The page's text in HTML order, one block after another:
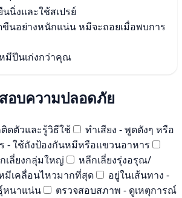
นิ่งและใช้สเปรย์
นอย่างหนักแน่น หมีจะถอยเมื่อพบการ
มีปีนเก่งกว่าคุณ
อบความปลอดภัย
ดตัวและรู้วิธีใช้
ทำเสียง - พูดดังๆ หรือ
- ใช้ถังป้องกันหมีหรือแขวนอาหาร
เลี่ยงกลุ่มใหญ่
หลีกเลี่ยงรุ่งอรุณ/
มีเคลื่อนไหวมากที่สุด
อยู่ในเส้นทาง -
หนาแน่น
ตรวจสอบสภาพ - ดูเหตุการณ์